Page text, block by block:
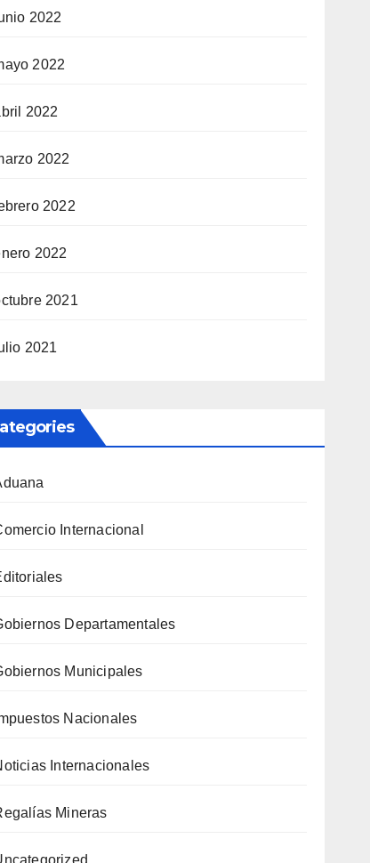
2022
2022
2022
2022
2022
2022
2021
2021
Internacional
Departamentales
Municipales
Nacionales
Internacionales
Mineras